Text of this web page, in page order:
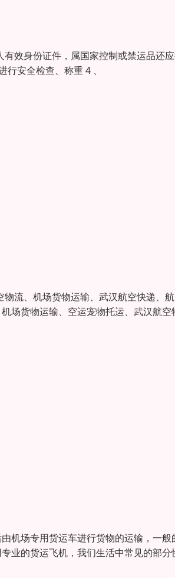
效身份证件，属国家控制或禁运品还
安全检查、称重 4 、
流、机场货物运输、武汉航空快递、
场货物运输、空运宠物托运、武汉航空
机场专用货运车进行货物的运输，一般
业的货运飞机，我们生活中常见的部分